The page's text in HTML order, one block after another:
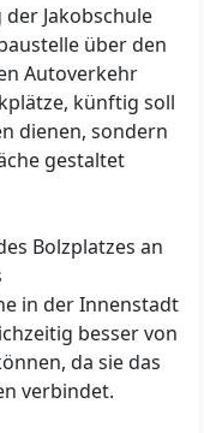
Jakobschule
über den
Autoverkehr
künftig soll
dienen, sondern
gestaltet
Bolzplatzes an
in der Innenstadt
besser von
da sie das
verbindet.